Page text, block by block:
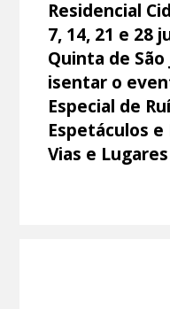
Residencial
7, 14, 21 e 28
Quinta de
isentar o
Especial de
Espetáculos
Vias e